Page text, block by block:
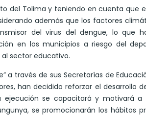
del Tolima y teniendo en cuenta que
además que los factores
del virus del dengue, lo que
en los municipios a riesgo del
sector educativo.
a través de sus Secretarías de
han decidido reforzar el desarrollo
ejecución se capacitará y motivará a
se promocionarán los hábitos